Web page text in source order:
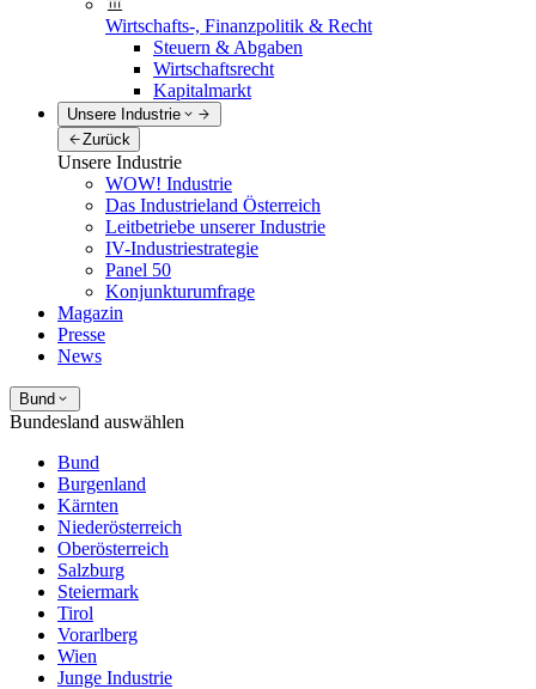
Wirtschafts-, Finanzpolitik & Recht
Steuern & Abgaben
Wirtschaftsrecht
Kapitalmarkt
Unsere Industrie
Zurück
Unsere Industrie
WOW! Industrie
Das Industrieland Österreich
Leitbetriebe unserer Industrie
IV-Industriestrategie
Panel 50
Konjunkturumfrage
Magazin
Presse
News
Bund
Bundesland auswählen
Bund
Burgenland
Kärnten
Niederösterreich
Oberösterreich
Salzburg
Steiermark
Tirol
Vorarlberg
Wien
Junge Industrie